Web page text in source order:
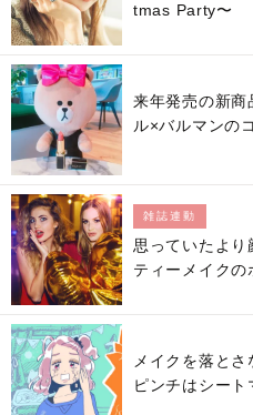
tmas Party〜
来年発売の新商
ル×バルマンの
雑誌連動
思っていたよ
ティーメイクの
メイクを落と
ピンチはシー